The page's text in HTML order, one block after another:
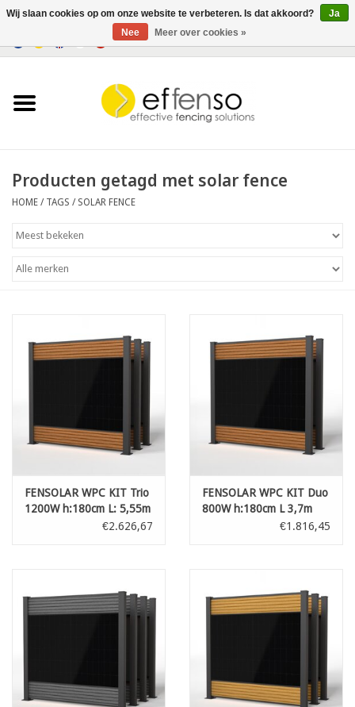
Documenten
Contact
Blog
Producten getagd met solar fence
HOME / TAGS / SOLAR FENCE
FENSOLAR WPC KIT Trio
1200W h:180cm L: 5,55m
€2.626,67
FENSOLAR WPC KIT Duo
800W h:180cm L 3,7m
€1.816,45
Wij slaan cookies op om onze website te verbeteren. Is dat akkoord?
Ja
Nee
Meer over cookies »